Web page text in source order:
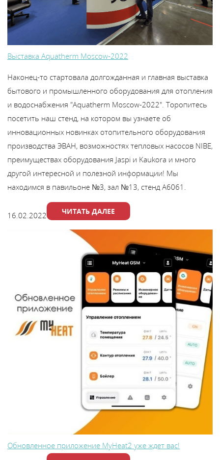
Выставка Aquatherm Moscow-2022
Наконец-то стартовала долгожданная и главная выставка
бытового и промышленного оборудования для отопления
и водоснабжения "Aquatherm Moscow-2022". Торопитесь
посетить наш стенд, на котором вы узнаете об
инновационных новинках отопительного оборудования
производства ЭВАН, возможностях тепловых насосов NIBE,
преимуществах оборудования Jaspi и Kaukora и много
другой интересной и полезной информации! Мы
находимся в павильоне №3, зал №13, стенд А6061.
16.02.2022 ЧИТАТЬ ДАЛЕЕ
Обновленное приложение MyHeat2 уже ждет вас!